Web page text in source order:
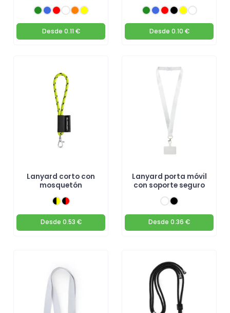
Desde 0.11 € Desde 0.10 €
Lanyard corto con
mosquetón
Desde 0.53 €
Lanyard porta móvil
con soporte seguro
Desde 0.36 €